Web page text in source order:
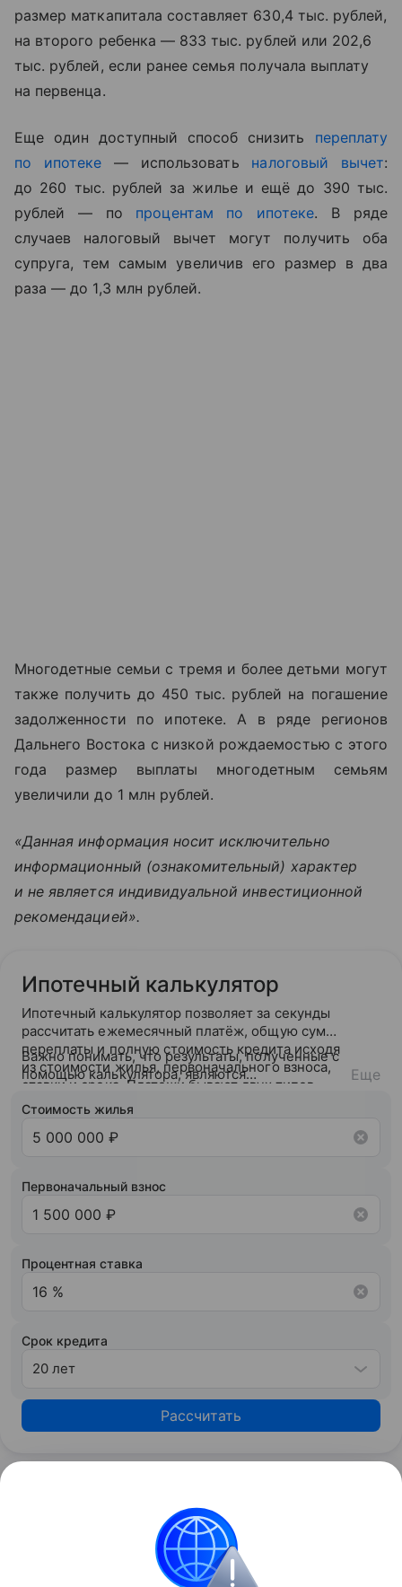
размер маткапитала составляет 630,4 тыс. рублей,
на второго ребенка — 833 тыс. рублей или 202,6
тыс. рублей, если ранее семья получала выплату
на первенца.
Еще один доступный способ снизить переплату
по ипотеке — использовать налоговый вычет:
до 260 тыс. рублей за жилье и ещё до 390 тыс.
рублей — по процентам по ипотеке. В ряде
случаев налоговый вычет могут получить оба
супруга, тем самым увеличив его размер в два
раза — до 1,3 млн рублей.
Многодетные семьи с тремя и более детьми могут
также получить до 450 тыс. рублей на погашение
задолженности по ипотеке. А в ряде регионов
Дальнего Востока с низкой рождаемостью с этого
года размер выплаты многодетным семьям
увеличили до 1 млн рублей.
«Данная информация носит исключительно
информационный (ознакомительный) характер
и не является индивидуальной инвестиционной
рекомендацией».
Ипотечный калькулятор
Ипотечный калькулятор позволяет за секунды
рассчитать ежемесячный платёж, общую сумму
переплаты и полную стоимость кредита исходя
из стоимости жилья, первоначального взноса,
ставки и срока. Платежи бывают двух типов —
аннуитетный (фиксированный на весь срок) или
Важно понимать, что результаты, полученные с
помощью калькулятора, являются
ознакомится с вашей кредитной историей и
кредитного потенциала предложит точные
Еще
Стоимость жилья
Первоначальный взнос
Процентная ставка
Срок кредита
20 лет
Рассчитать
Капитал: основа успешного бизнеса
В статье рассмотрим, что скрывается за понятием
капитала, какие его виды существуют и как им
грамотно управлять.